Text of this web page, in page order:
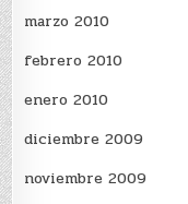
marzo 2010
febrero 2010
enero 2010
diciembre 2009
noviembre 2009